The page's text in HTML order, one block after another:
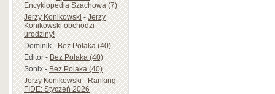
Encyklopedia Szachowa (7)
Jerzy Konikowski-Jerzy
Konikowski obchodzi
urodziny!
Dominik-Bez Polaka (40)
Editor-Bez Polaka (40)
Sonix-Bez Polaka (40)
Jerzy Konikowski-Ranking
FIDE: Styczeń 2026